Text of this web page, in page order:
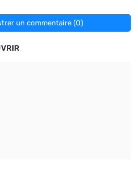
un commentaire (0)